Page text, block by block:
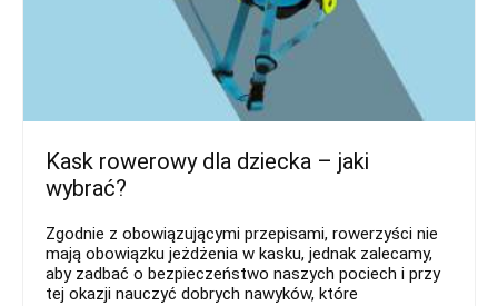
Kask rowerowy dla dziecka – jaki
wybrać?
Zgodnie z obowiązującymi przepisami, rowerzyści nie
mają obowiązku jeżdżenia w kasku, jednak zalecamy,
aby zadbać o bezpieczeństwo naszych pociech i przy
tej okazji nauczyć dobrych nawyków, które